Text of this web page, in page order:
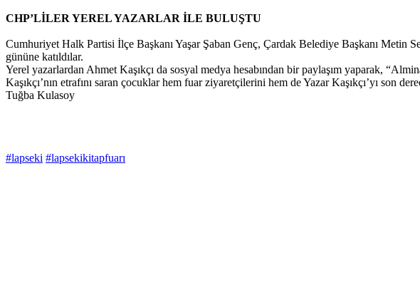
CHP’LİLER YEREL YAZARLAR İLE BULUŞTU
Cumhuriyet Halk Partisi İlçe Başkanı Yaşar Şaban Genç, Çardak Belediye Başkanı
gününe katıldılar.
Yerel yazarlardan Ahmet Kaşıkçı da sosyal medya hesabından bir paylaşım yaparak,
Kaşıkçı’nın etrafını saran çocuklar hem fuar ziyaretçilerini hem de Yazar Kaşıkçı’yı son
Tuğba Kulasoy
#lapseki #lapsekikitapfuarı